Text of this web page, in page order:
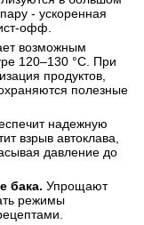
- ускоренная
офф.
возможным
120–130 °С. При
продуктов,
полезные
надежную
взрыв автоклава,
давление до
бака. Упрощают
режимы